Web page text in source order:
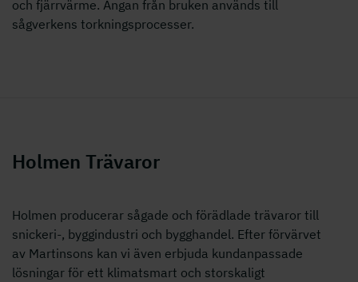
och fjärrvärme. Ångan från bruken används till
sågverkens torkningsprocesser.
Holmen Trävaror
Holmen producerar sågade och förädlade trävaror till
snickeri-, byggindustri och bygghandel. Efter förvärvet
av Martinsons kan vi även erbjuda kundanpassade
lösningar för ett klimatsmart och storskaligt